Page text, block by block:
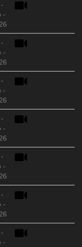
-
-
-
-
-
-
-